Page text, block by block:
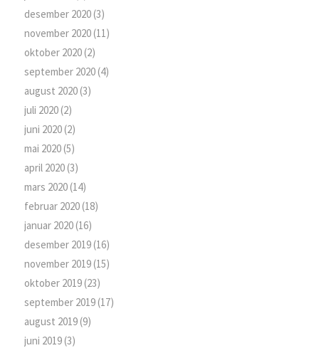
desember 2020(3)
november 2020(11)
oktober 2020(2)
september 2020(4)
august 2020(3)
juli 2020(2)
juni 2020(2)
mai 2020(5)
april 2020(3)
mars 2020(14)
februar 2020(18)
januar 2020(16)
desember 2019(16)
november 2019(15)
oktober 2019(23)
september 2019(17)
august 2019(9)
juni 2019(3)